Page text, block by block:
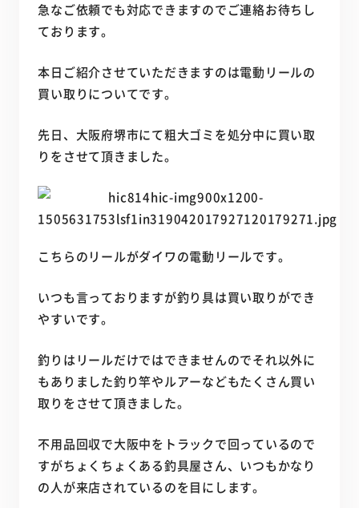
急なご依頼でも対応できますのでご連絡お待ちし
ております。
本日ご紹介させていただきますのは電動リールの
買い取りについてです。
先日、大阪府堺市にて粗大ゴミを処分中に買い取
りをさせて頂きました。
こちらのリールがダイワの電動リールです。
いつも言っておりますが釣り具は買い取りができ
やすいです。
釣りはリールだけではできませんのでそれ以外に
もありました釣り竿やルアーなどもたくさん買い
取りをさせて頂きました。
不用品回収で大阪中をトラックで回っているので
すがちょくちょくある釣具屋さん、いつもかなり
の人が来店されているのを目にします。